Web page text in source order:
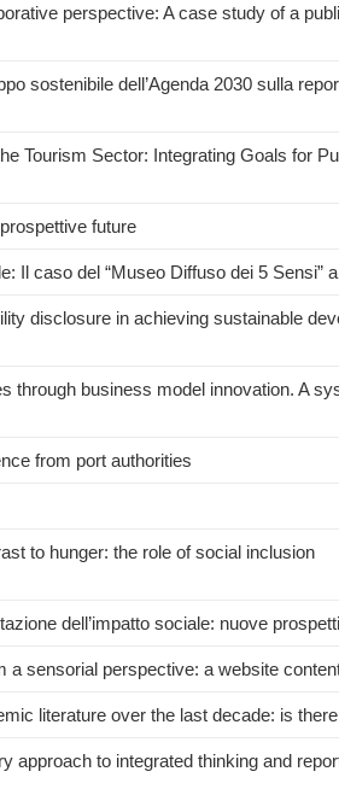
perspective: A case study of a
sostenibile dell’Agenda 2030 sulla
Tourism Sector: Integrating Goals for
future
Il caso del “Museo Diffuso dei 5 Sensi”
disclosure in achieving sustainable
through business model innovation. A
from port authorities
to hunger: the role of social inclusion
dell’impatto sociale: nuove
a sensorial perspective: a website
literature over the last decade: is
approach to integrated thinking and